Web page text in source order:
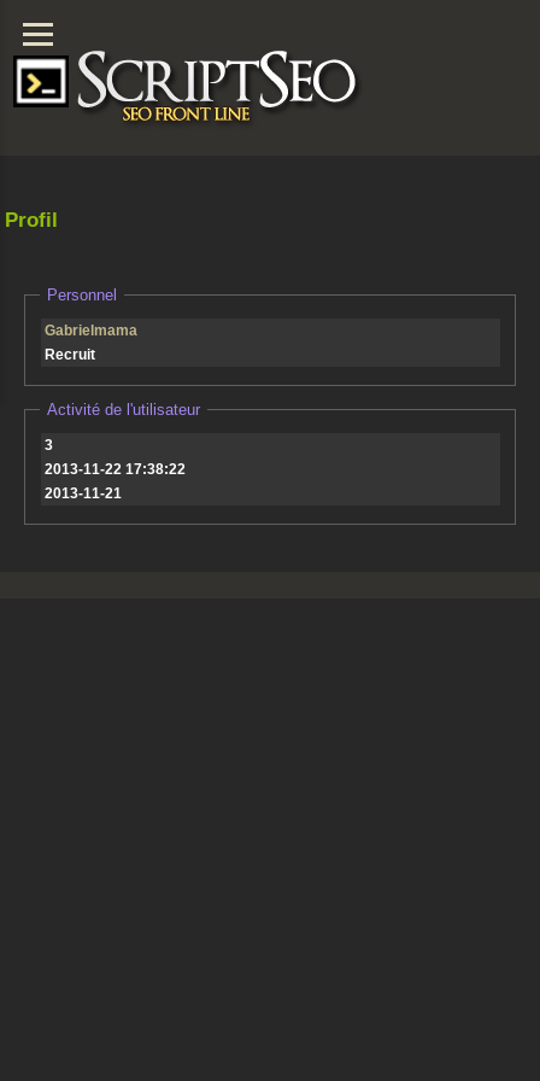
Profil
Personnel
Gabrielmama
Recruit
Activité de l'utilisateur
3
2013-11-22 17:38:22
2013-11-21